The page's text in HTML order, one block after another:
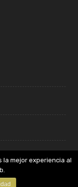
la mejor experiencia al